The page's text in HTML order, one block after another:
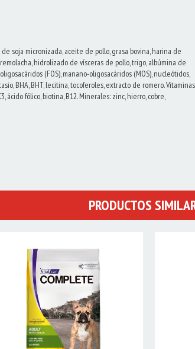
soja micronizada, aceite de pollo, grasa bovina, harina de
hidrolizado de vísceras de pollo, trigo, albúmina de
(FOS), manano-oligosacáridos (MOS), nucleótidos,
BHA, BHT, lecitina, tocoferoles, extracto de romero.
ácido fólico, biotina, B12. Minerales: zinc, hierro, cobre,
PRODUCTOS